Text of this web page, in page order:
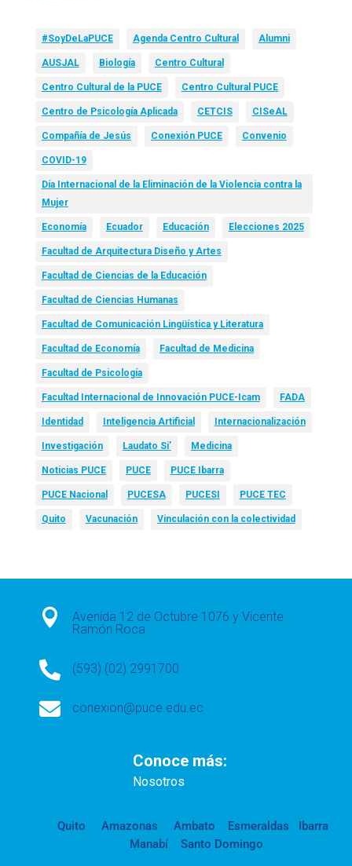
#SoyDeLaPUCE Agenda Centro Cultural Alumni
AUSJAL Biología Centro Cultural
Centro Cultural de la PUCE Centro Cultural PUCE
Centro de Psicología Aplicada CETCIS CISeAL
Compañía de Jesús Conexión PUCE Convenio
COVID-19
Día Internacional de la Eliminación de la Violencia contra la
Mujer
Economía Ecuador Educación Elecciones 2025
Facultad de Arquitectura Diseño y Artes
Facultad de Ciencias de la Educación
Facultad de Ciencias Humanas
Facultad de Comunicación Lingüística y Literatura
Facultad de Economía Facultad de Medicina
Facultad de Psicología
Facultad Internacional de Innovación PUCE-Icam FADA
Identidad Inteligencia Artificial Internacionalización
Investigación Laudato Si’ Medicina
Noticias PUCE PUCE PUCE Ibarra
PUCE Nacional PUCESA PUCESI PUCE TEC
Quito Vacunación Vinculación con la colectividad

Avenida 12 de Octubre 1076 y Vicente
Ramón Roca
 (593) (02) 2991700
 conexion@puce.edu.ec
Conoce más:
Nosotros
Quito Amazonas Ambato Esmeraldas
Ibarra
Manabí
Santo Domingo